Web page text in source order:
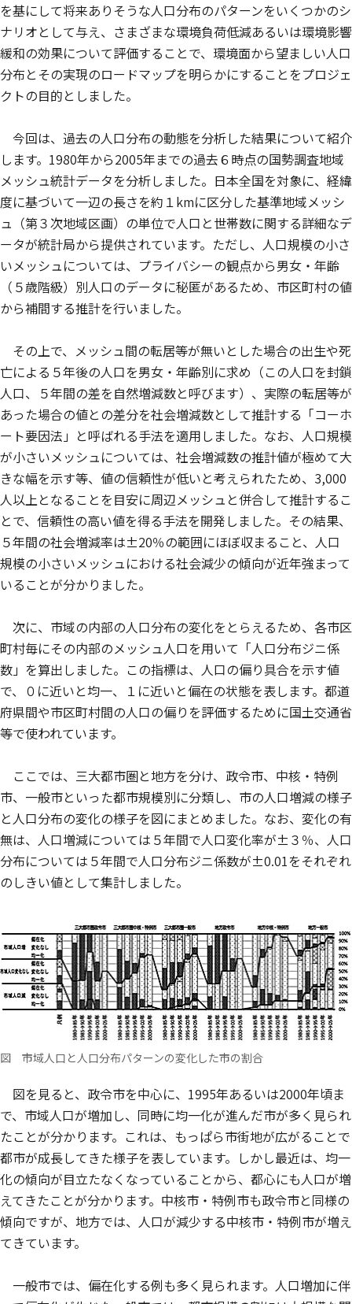
を基にして将来ありそうな人口分布のパターンをいくつかのシ
ナリオとして与え、さまざまな環境負荷低減あるいは環境影響
緩和の効果について評価することで、環境面から望ましい人口
分布とその実現のロードマップを明らかにすることをプロジェ
クトの目的としました。
今回は、過去の人口分布の動態を分析した結果について紹介
します。1980年から2005年までの過去６時点の国勢調査地域
メッシュ統計データを分析しました。日本全国を対象に、経緯
度に基づいて一辺の長さを約１kmに区分した基準地域メッシ
ュ（第３次地域区画）の単位で人口と世帯数に関する詳細なデ
ータが統計局から提供されています。ただし、人口規模の小さ
いメッシュについては、プライバシーの観点から男女・年齢
（５歳階級）別人口のデータに秘匿があるため、市区町村の値
から補間する推計を行いました。
その上で、メッシュ間の転居等が無いとした場合の出生や死
亡による５年後の人口を男女・年齢別に求め（この人口を封鎖
人口、５年間の差を自然増減数と呼びます）、実際の転居等が
あった場合の値との差分を社会増減数として推計する「コーホ
ート要因法」と呼ばれる手法を適用しました。なお、人口規模
が小さいメッシュについては、社会増減数の推計値が極めて大
きな幅を示す等、値の信頼性が低いと考えられたため、3,000
人以上となることを目安に周辺メッシュと併合して推計するこ
とで、信頼性の高い値を得る手法を開発しました。その結果、
５年間の社会増減率は±20％の範囲にほぼ収まること、人口
規模の小さいメッシュにおける社会減少の傾向が近年強まって
いることが分かりました。
次に、市域の内部の人口分布の変化をとらえるため、各市区
町村毎にその内部のメッシュ人口を用いて「人口分布ジニ係
数」を算出しました。この指標は、人口の偏り具合を示す値
で、０に近いと均一、１に近いと偏在の状態を表します。都道
府県間や市区町村間の人口の偏りを評価するために国土交通省
等で使われています。
ここでは、三大都市圏と地方を分け、政令市、中核・特例
市、一般市といった都市規模別に分類し、市の人口増減の様子
と人口分布の変化の様子を図にまとめました。なお、変化の有
無は、人口増減については５年間で人口変化率が±３％、人口
分布については５年間で人口分布ジニ係数が±0.01をそれぞれ
のしきい値として集計しました。
図 市域人口と人口分布パターンの変化した市の割合
図を見ると、政令市を中心に、1995年あるいは2000年頃ま
で、市域人口が増加し、同時に均一化が進んだ市が多く見られ
たことが分かります。これは、もっぱら市街地が広がることで
都市が成長してきた様子を表しています。しかし最近は、均一
化の傾向が目立たなくなっていることから、都心にも人口が増
えてきたことが分かります。中核市・特例市も政令市と同様の
傾向ですが、地方では、人口が減少する中核市・特例市が増え
てきています。
一般市では、偏在化する例も多く見られます。人口増加に伴